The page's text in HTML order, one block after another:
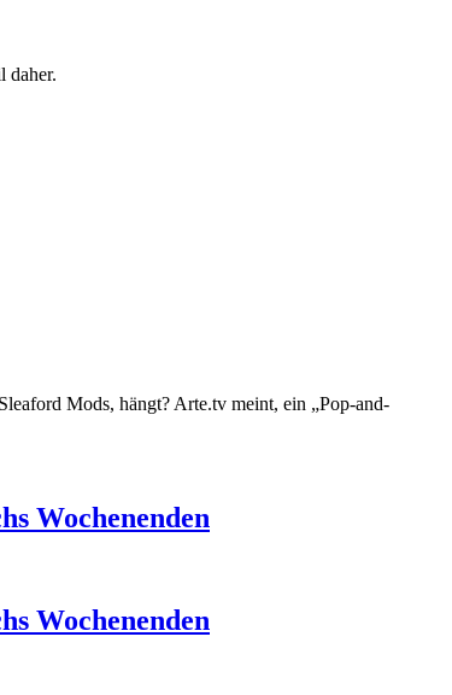
daher.
Mods, hängt? Arte.tv meint, ein „Pop-and-
Wochenenden
Wochenenden